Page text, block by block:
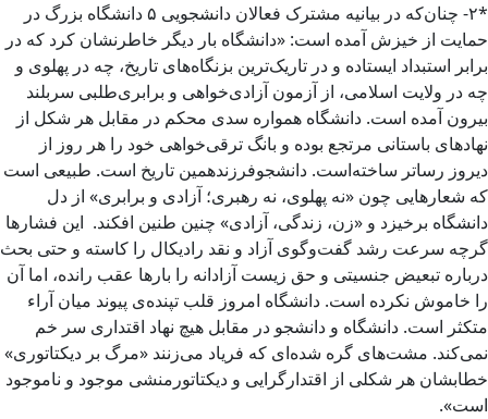
*۲- چنان‌که در بیانیه مشترک فعالان دانشجویی ۵ دانشگاه بزرگ در
حمایت از خیزش آمده است: «دانشگاه بار دیگر خاطرنشان کرد که در
برابر استبداد ایستاده و در تاریک‌ترین بزنگاه‌های تاریخ، چه در پهلوی و
چه در ولایت اسلامی، از آزمون آزادی‌خواهی و برابری‌طلبی سربلند
بیرون آمده است. دانشگاه همواره سدی محکم در مقابل هر شکل از
نهادهای باستانی مرتجع بوده و بانگ ترقی‌خواهی خود را هر روز از
دیروز رساتر ساخته‌است. دانشجوفرزندهمین تاریخ است. طبیعی است
که شعارهایی چون «نه پهلوی، نه رهبری؛ آزادی و برابری» از دل
دانشگاه برخیزد و «زن، زندگی، آزادی» چنین طنین افکند. این فشارها
گرچه سرعت رشد گفت‌وگوی آزاد و نقد رادیکال را کاسته و حتی بحث
درباره تبعیض جنسیتی و حق زیست آزادانه را بارها عقب رانده، اما آن
را خاموش نکرده است. دانشگاه امروز قلب تپنده‌ی پیوند میان آراء
متکثر است. دانشگاه و دانشجو در مقابل هیچ نهاد اقتداری سر خم
نمی‌کند. مشت‌های گره شده‌ای که فریاد می‌زنند «مرگ بر دیکتاتوری»
خطابشان هر شکلی از اقتدارگرایی و دیکتاتورمنشی موجود و ناموجود
است».